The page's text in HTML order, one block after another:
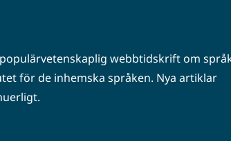
webbtidskrift om
för de inhemska språken. Nya artiklar